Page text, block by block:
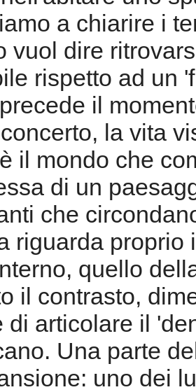
a chiarire i
vuol dire
rispetto ad un
il
la vita
il mondo che
di un
che
riguarda
quello
il contrasto,
di articolare il
Una parte
uno dei